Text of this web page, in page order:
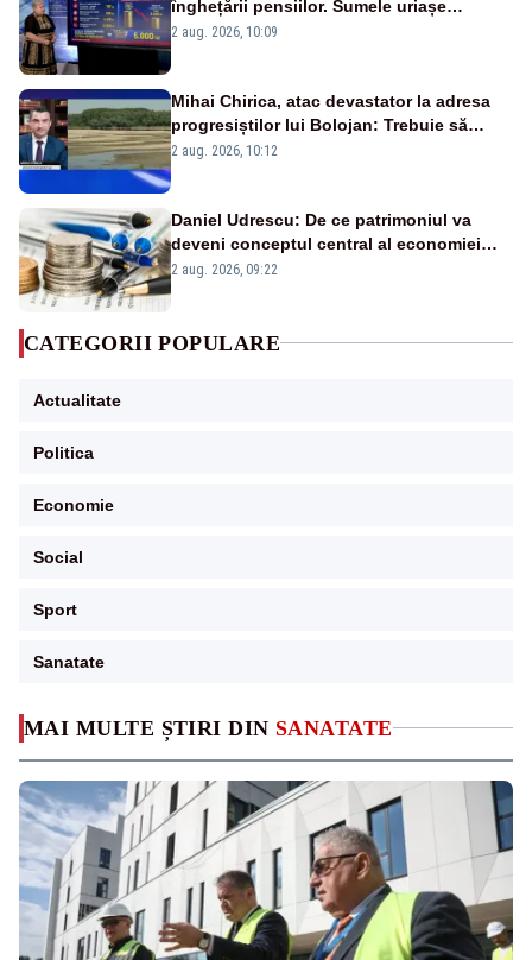
MAI MULTE ȘTIRI DIN SANATATE
înghețării pensiilor. Sumele uriașe
pierdute de fiecare român
2 aug. 2026, 10:09
Mihai Chirica, atac devastator la adresa
progresiștilor lui Bolojan: Trebuie să
protejăm și natura, dar nu șținem omaneii
2 aug. 2026, 10:12
Daniel Udrescu: De ce patrimoniul va
deveni conceptul central al economiei
viitoare?
2 aug. 2026, 09:22
CATEGORII POPULARE
Actualitate
Politica
Economie
Social
Sport
Sanatate